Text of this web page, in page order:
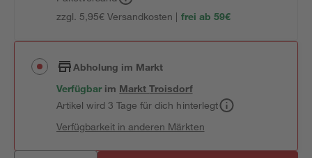
zzgl. 5,95€ Versandkosten | frei ab 59€
Abholung im Markt
Verfügbar im MarktTroisdorf
Artikel wird 3 Tage für dich hinterlegt
Verfügbarkeit in anderen Märkten